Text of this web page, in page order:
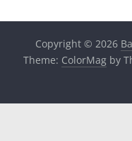
Copyright © 2026
Theme: ColorMagby